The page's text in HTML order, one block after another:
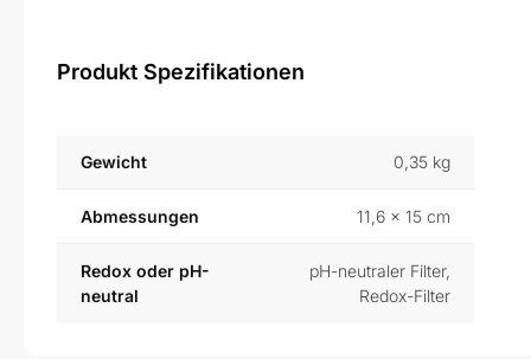
Produkt Spezifikationen
Gewicht 0,35 kg
Abmessungen 11,6 × 15 cm
Redox oder pH-
neutral
pH-neutraler Filter,
Redox-Filter